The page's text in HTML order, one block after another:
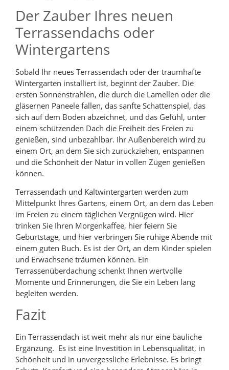
Der Zauber Ihres neuen
Terrassendachs oder
Wintergartens
Sobald Ihr neues Terrassendach oder der traumhafte
Wintergarten installiert ist, beginnt der Zauber. Die
ersten Sonnenstrahlen, die durch die Lamellen oder die
gläsernen Paneele fallen, das sanfte Schattenspiel, das
sich auf dem Boden abzeichnet, und das Gefühl, unter
einem schützenden Dach die Freiheit des Freien zu
genießen, sind unbezahlbar. Ihr Außenbereich wird zu
einem Ort, an dem Sie sich zurückziehen, entspannen
und die Schönheit der Natur in vollen Zügen genießen
können.
Terrassendach und Kaltwintergarten werden zum
Mittelpunkt Ihres Gartens, einem Ort, an dem das Leben
im Freien zu einem täglichen Vergnügen wird. Hier
trinken Sie Ihren Morgenkaffee, hier feiern Sie
Geburtstage, und hier verbringen Sie ruhige Abende mit
einem guten Buch. Es ist der Ort, an dem Kinder spielen
und Erwachsene träumen können. Ein
Terrassenüberdachung schenkt Ihnen wertvolle
Momente und Erinnerungen, die Sie ein Leben lang
begleiten werden.
Fazit
Ein Terrassendach ist weit mehr als nur eine bauliche
Ergänzung. Es ist eine Investition in Lebensqualität, in
Schönheit und in unvergessliche Erlebnisse. Es bringt